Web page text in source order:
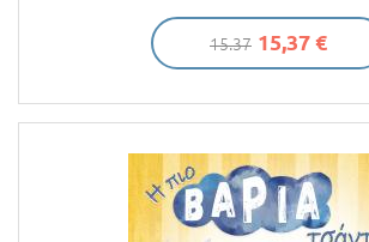
15.37 15,37 €